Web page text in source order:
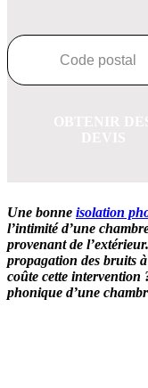
Une bonne isolation
l’intimité d’une
provenant de
propagation des bruits
coûte cette intervention
phonique d’une